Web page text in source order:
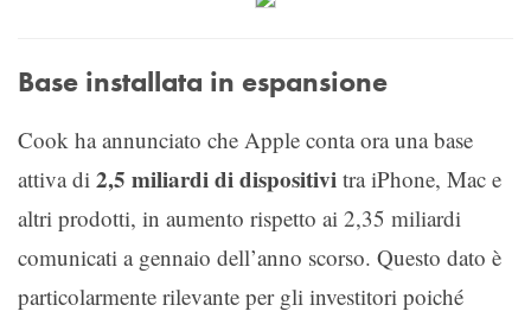
Base installata in espansione
Cook ha annunciato che Apple conta ora una base
attiva di 2,5 miliardi di dispositivi tra iPhone, Mac e
altri prodotti, in aumento rispetto ai 2,35 miliardi
comunicati a gennaio dell’anno scorso. Questo dato è
particolarmente rilevante per gli investitori poiché